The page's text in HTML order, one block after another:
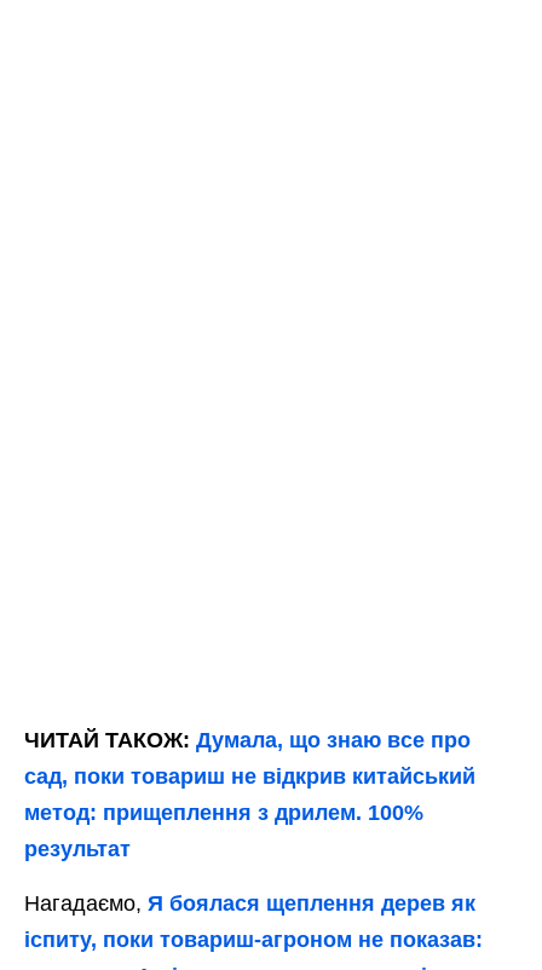
ЧИТАЙ ТАКОЖ: Думала, що знаю все про
сад, поки товариш не відкрив китайський
метод: прищеплення з дрилем. 100%
результат
Нагадаємо, Я боялася щеплення дерев як
іспиту, поки товариш-агроном не показав: